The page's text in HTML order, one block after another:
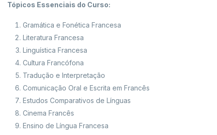
Tópicos Essenciais do Curso:
Gramática e Fonética Francesa
Literatura Francesa
Linguística Francesa
Cultura Francófona
Tradução e Interpretação
Comunicação Oral e Escrita em Francês
Estudos Comparativos de Línguas
Cinema Francês
Ensino de Língua Francesa